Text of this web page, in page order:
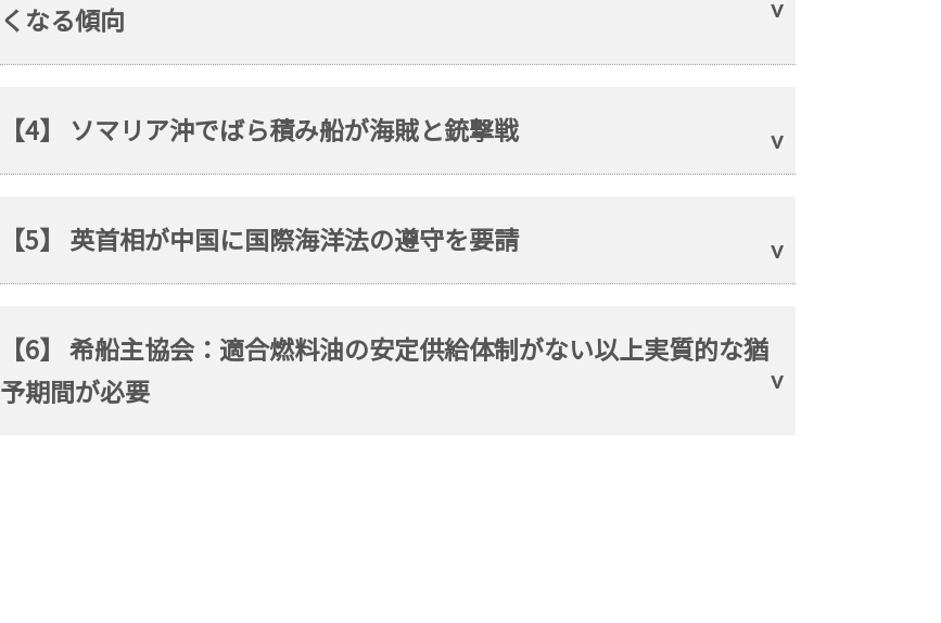
くなる傾向
【4】 ソマリア沖でばら積み船が海賊と銃撃戦
【5】 英首相が中国に国際海洋法の遵守を要請
【6】 希船主協会：適合燃料油の安定供給体制がない以上実質的な猶
予期間が必要